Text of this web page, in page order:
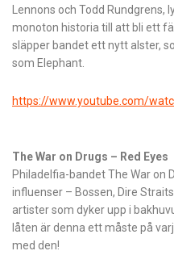
Lennons och Todd
monoton historia till att bli ett
släpper bandet ett nytt alster,
som Elephant.
https://www.youtube.com/
The War on Drugs – Red Eyes
Philadelfia-bandet The War on
influenser – Bossen, Dire
artister som dyker upp i
låten är denna ett måste på
med den!